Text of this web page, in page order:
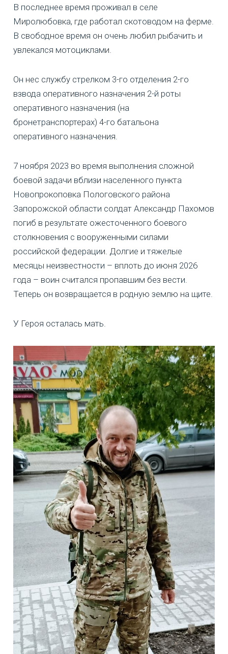
В последнее время проживал в селе
Миролюбовка, где работал скотоводом на ферме.
В свободное время он очень любил рыбачить и
увлекался мотоциклами.
Он нес службу стрелком 3-го отделения 2-го
взвода оперативного назначения 2-й роты
оперативного назначения (на
бронетранспортерах) 4-го батальона
оперативного назначения.
7 ноября 2023 во время выполнения сложной
боевой задачи вблизи населенного пункта
Новопрокоповка Пологовского района
Запорожской области солдат Александр Пахомов
погиб в результате ожесточенного боевого
столкновения с вооруженными силами
российской федерации. Долгие и тяжелые
месяцы неизвестности – вплоть до июня 2026
года – воин считался пропавшим без вести.
Теперь он возвращается в родную землю на щите.
У Героя осталась мать.